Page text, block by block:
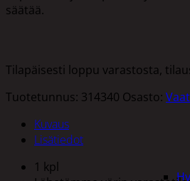
säätää.
Tilapäisesti loppu varastosta,
Tuotetunnus: 314340 Osasto:
Kuvaus
Lisätiedot
1 kpl